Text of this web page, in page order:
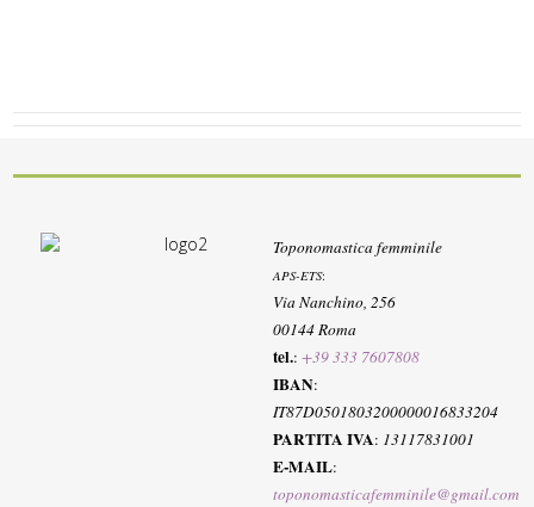
Toponomastica femminile
APS-ETS:
Via Nanchino, 256
00144 Roma
tel.:+39 333 7607808
IBAN:
IT87D0501803200000016833204
PARTITA IVA: 13117831001
E-MAIL:
toponomasticafemminile@gmail.com